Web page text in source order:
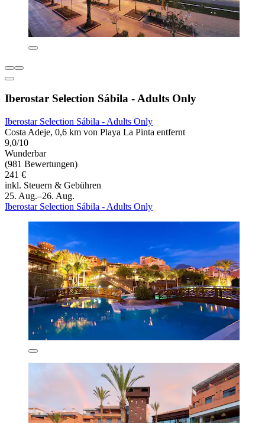
Iberostar Selection Sábila - Adults Only
Iberostar Selection Sábila - Adults Only
Costa Adeje, 0,6 km von Playa La Pinta entfernt
9,0/10
Wunderbar
(981 Bewertungen)
241 €
inkl. Steuern & Gebühren
25. Aug.–26. Aug.
Iberostar Selection Sábila - Adults Only